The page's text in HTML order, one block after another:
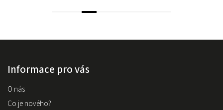
Informace pro vás
O nás
Co je nového?